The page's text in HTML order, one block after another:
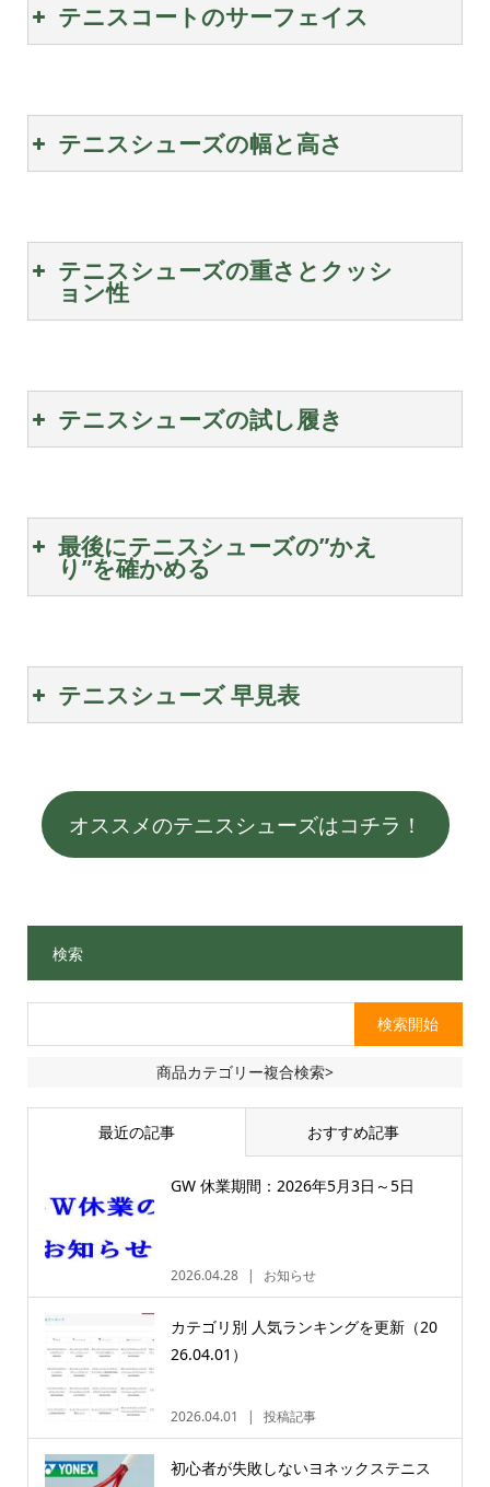
テニスコートのサーフェイス
テニスシューズの幅と高さ
テニスシューズの重さとクッシ
ョン性
テニスシューズの試し履き
最後にテニスシューズの”かえ
り”を確かめる
テニスシューズ 早見表
オススメのテニスシューズはコチラ！
検索
商品カテゴリー複合検索>
最近の記事 おすすめ記事
GW 休業期間：2026年5月3日～5日
2026.04.28 お知らせ
カテゴリ別 人気ランキングを更新（20
26.04.01）
2026.04.01 投稿記事
初心者が失敗しないヨネックステニス